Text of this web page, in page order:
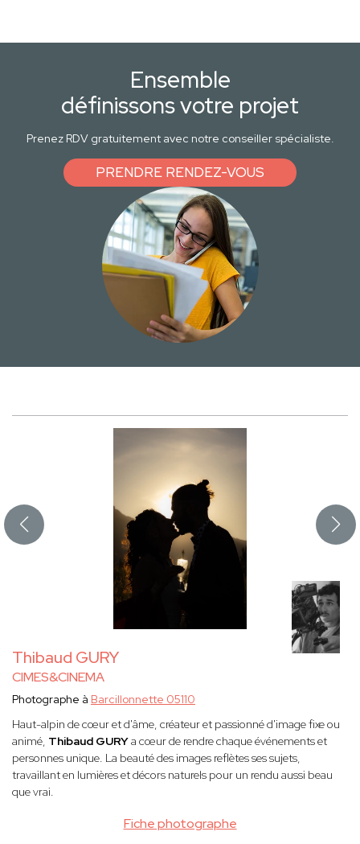
Ensemble
définissons votre projet
Prenez RDV gratuitement avec notre conseiller spécialiste.
PRENDRE RENDEZ-VOUS
Thibaud GURY
CIMES&CINEMA
Fiche photographe
Photographe à Barcillonnette 05110
Haut-alpin de cœur et d'âme, créateur et passionné d'image fixe ou
animé, Thibaud GURYa cœur de rendre chaque événements et
personnes unique. La beauté des images reflètes ses sujets,
travaillant en lumières et décors naturels pour un rendu aussi beau
que vrai.